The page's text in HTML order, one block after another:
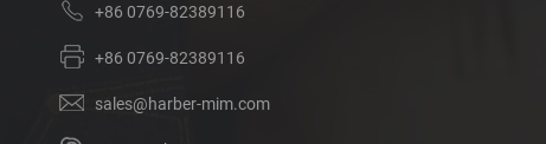
+86 0769-82389116
+86 0769-82389116
sales@harber-mim.com